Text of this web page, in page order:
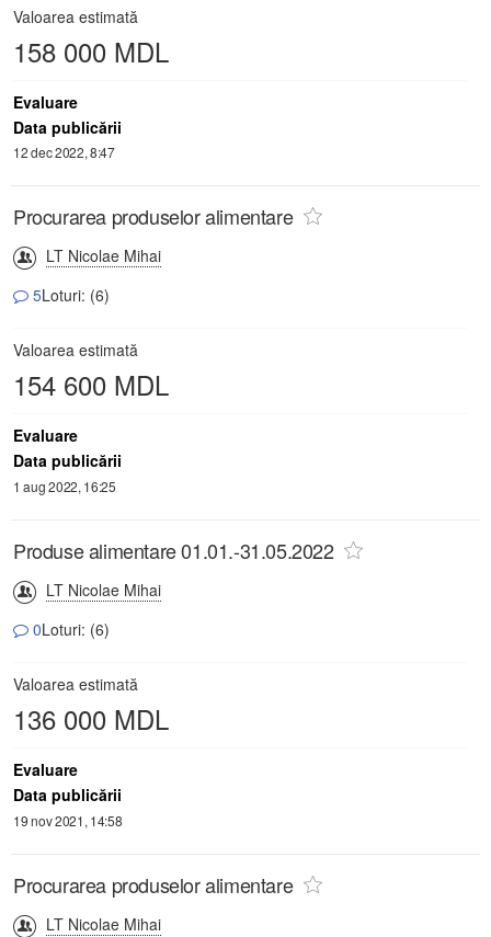
Valoarea estimată
158 000 MDL
Evaluare
Data publicării
12 dec 2022, 8:47
Procurarea produselor alimentare
LT Nicolae Mihai
5Loturi: (6)
Valoarea estimată
154 600 MDL
Evaluare
Data publicării
1 aug 2022, 16:25
Produse alimentare 01.01.-31.05.2022
LT Nicolae Mihai
0Loturi: (6)
Valoarea estimată
136 000 MDL
Evaluare
Data publicării
19 nov 2021, 14:58
Procurarea produselor alimentare
LT Nicolae Mihai